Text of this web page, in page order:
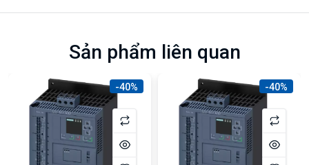
Sản phẩm liên quan
-40% -40%